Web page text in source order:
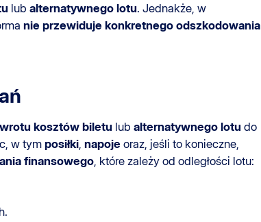
lub alternatywnego lotu. Jednakże, w
nie przewiduje konkretnego odszkodowania
kosztów biletu lub alternatywnego lotu do
w tym posiłki napoje oraz, jeśli to konieczne,
finansowego , które zależy od odległości lotu: